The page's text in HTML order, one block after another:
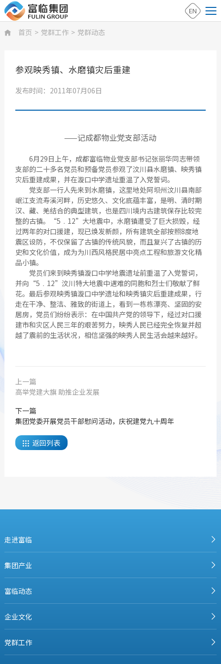
EN
 首页 > 党群工作 > 党群动态
参观映秀镇、水磨镇灾后重建
发布时间：2011年07月06日
——记成都物业党支部活动
6月29日上午，成都富临物业党支部书记张丽华同志带领
支部的二十多名党员和预备党员参观了汶川县水磨镇、映秀镇
灾后重建成果，并在漩口中学遗址重温了入党誓词。
党支部一行人先来到水磨镇，这里地处阿坝州汶川县南部
岷江支流寿溪河畔，历史悠久、文化底蕴丰富，是明、清时期
汉、藏、羌结合的典型建筑，也是四川境内古建筑保存比较完
整的古镇。“5﹒12”大地震中，水磨镇遭受了巨大损毁，经
过两年的对口援建，现已焕发新颜，所有建筑全部按照8度地
震区设防，不仅保留了古镇的传统风貌，而且复兴了古镇的历
史和文化价值，成为为川西风格民居中亮点工程和旅游文化精
品小镇。
党员们来到映秀镇漩口中学地震遗址前重温了入党誓词，
并向“5﹒12”汶川特大地震中遇难的同胞和烈士们敬献了鲜
花。最后参观映秀镇漩口中学遗址和映秀镇灾后重建成果，行
走在干净、整洁、雅致的街道上，看到一栋栋漂亮、坚固的安
居房，党员们纷纷表示：在中国共产党的领导下，经过对口援
建市和灾区人民三年的艰苦努力，映秀人民已经完全恢复并超
越了震前的生活状况，相信坚强的映秀人民生活会越来越好。
上一篇
高举党建大旗 助推企业发展
下一篇
集团党委开展党员干部慰问活动，庆祝建党九十周年
 返回列表
走进富临
集团产业
富临动态
企业文化
党群工作